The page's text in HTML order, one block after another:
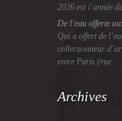
2026 est l’année
De l’eau offerte
Qui a offert de
collectionneur
entre Paris (rue
Archives